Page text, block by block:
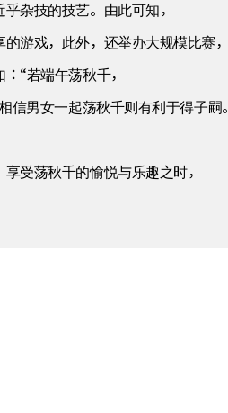
杂技的技艺。由此可知，
游戏，此外，还举办大规模比赛，
“若端午荡秋千，
男女一起荡秋千则有利于得子嗣。
受荡秋千的愉悦与乐趣之时，